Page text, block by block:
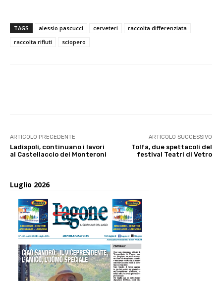
TAGS alessio pascucci cerveteri
raccolta differenziata
raccolta rifiuti
sciopero
ARTICOLO PRECEDENTE
Ladispoli, continuano i lavori
al Castellaccio dei Monteroni
ARTICOLO SUCCESSIVO
Tolfa, due spettacoli del
festival Teatri di Vetro
Luglio 2026